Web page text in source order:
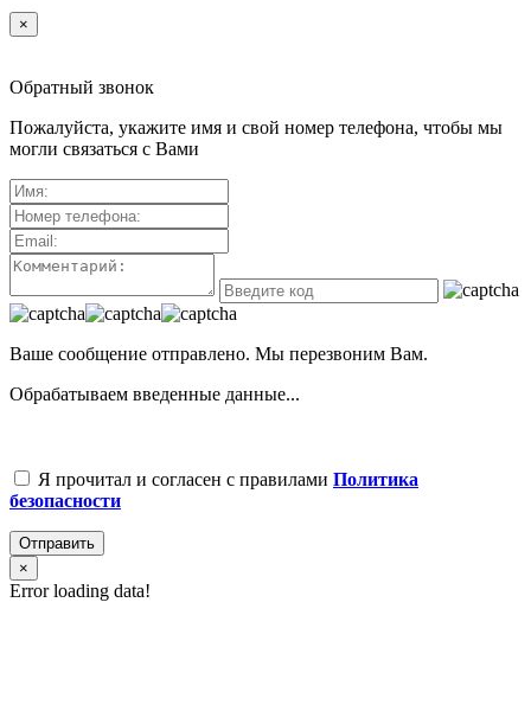
×
Обратный звонок
Пожалуйста, укажите имя и свой номер телефона, чтобы мы
могли связаться с Вами
Ваше сообщение отправлено. Мы перезвоним Вам.
Обрабатываем введенные данные...
Я прочитал и согласен с правилами Политика
безопасности
Отправить
×
Error loading data!